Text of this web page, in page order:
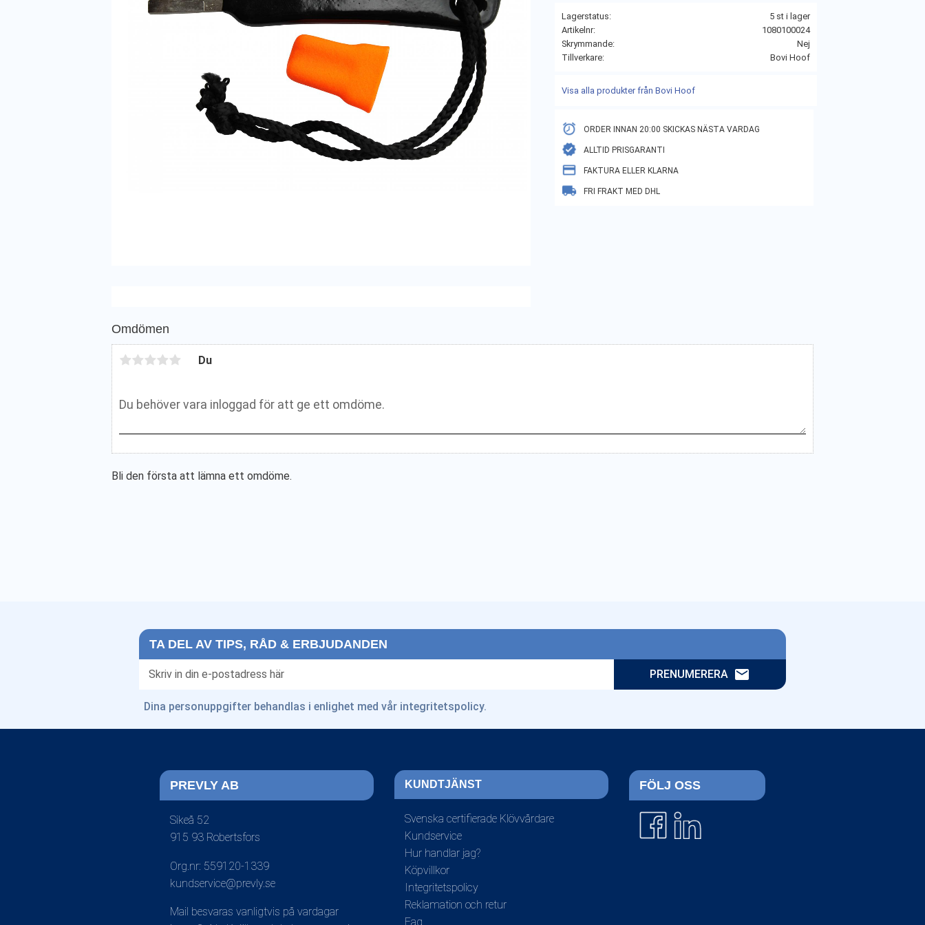
Lagerstatus
5 st i lager
Artikelnr
1080100024
Skrymmande
Nej
Tillverkare
Bovi Hoof
Visa alla produkter från Bovi Hoof
ORDER INNAN 20:00 SKICKAS NÄSTA VARDAG
ALLTID PRISGARANTI
FAKTURA ELLER KLARNA
FRI FRAKT MED DHL
Omdömen
Du
Bli den första att lämna ett omdöme.
TA DEL AV TIPS, RÅD & ERBJUDANDEN
PRENUMERERA email
Dina personuppgifter behandlas i enlighet med vår integritetspolicy.
PREVLY AB
Sikeå 52
915 93 Robertsfors
Org.nr: 559120-1339
kundservice@prevly.se
Mail besvaras vanligtvis på vardagar
KUNDTJÄNST
Svenska certifierade Klövvårdare
Kundservice
Hur handlar jag?
Köpvillkor
Integritetspolicy
Reklamation och retur
Faq
FÖLJ OSS